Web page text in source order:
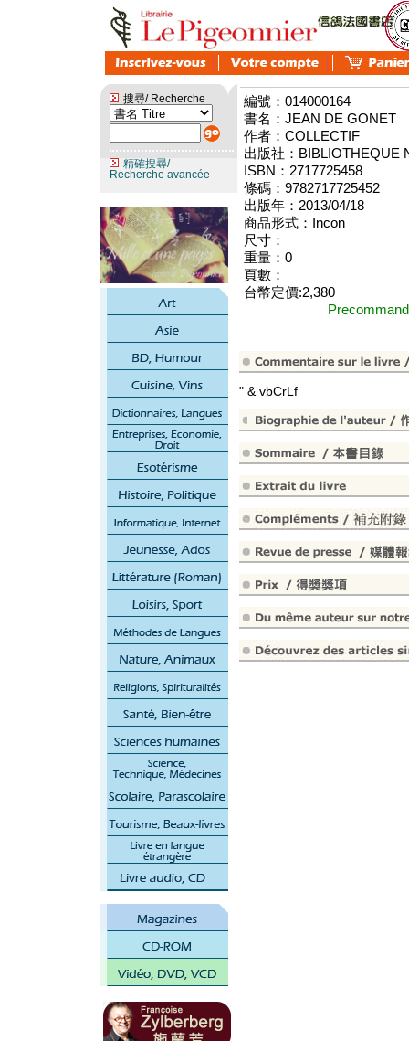
搜尋/ Recherche
精確搜尋/
Recherche avancée
編號：014000164
書名：JEAN DE GONET
作者：COLLECTIF
出版社：BIBLIOTHEQUE
ISBN：2717725458
條碼：9782717725452
出版年：2013/04/18
商品形式：Incon
尺寸：
重量：0
頁數：
台幣定價:2,380
" & vbCrLf